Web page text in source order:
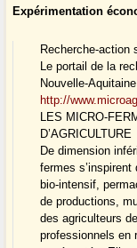
Expérimentation
Recherche-action
Le portail de la
Nouvelle-Aquitaine
http://
LES MICRO-
D’AGRICULTURE
De dimension
fermes
bio-intensif,
de productions,
des agriculteurs
professionnels en